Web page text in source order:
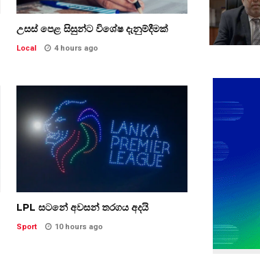
උසස් පෙළ සිසුන්ට විශේෂ දැනුම්දීමක්
Local 4 hours ago
LPL සටනේ අවසන් තරගය අදයි
Sport 10 hours ago